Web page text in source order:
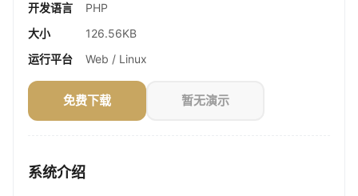
开发语言
PHP
大小
126.56KB
运行平台
Web / Linux
免费下载 暂无演示
系统介绍